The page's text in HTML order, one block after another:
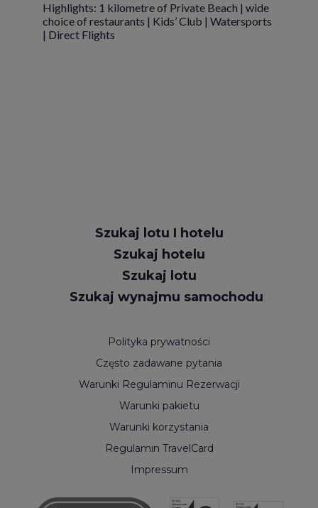
Highlights: 1 kilometre of Private Beach | wide
choice of restaurants | Kids’ Club | Watersports
| Direct Flights
Szukaj lotu I hotelu
Szukaj hotelu
Szukaj lotu
Szukaj wynajmu samochodu
Polityka prywatności
Często zadawane pytania
Warunki Regulaminu Rezerwacji
Warunki pakietu
Warunki korzystania
Regulamin TravelCard
Impressum